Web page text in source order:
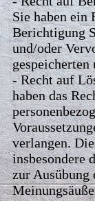
Sie haben ein
Berichtigung
und/oder
- Recht auf
haben das
verlangen.
insbesondere
zur Ausübung